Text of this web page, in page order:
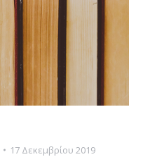
17 Δεκεμβρίου 2019